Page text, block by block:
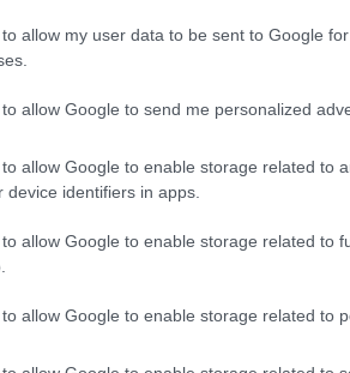
allow my user data to be sent to Google
allow Google to send me personalized
allow Google to enable storage related to
device identifiers in apps.
allow Google to enable storage related to
allow Google to enable storage related to
υγά σε κάθε πιθανό και
φρουτοσαλάτες, σάντουιτς με τα
κολασμένα Pancakes για να
μπραντσάδικα του κέντρου της
ποτέ για πρωτεΐνη και
τον καφέ και το σουβλάκι,